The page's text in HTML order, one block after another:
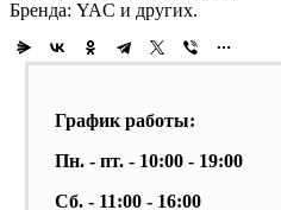
Бренда: YAC и других.
График работы:
Пн. - пт. - 10:00 - 19:00
Сб. - 11:00 - 16:00